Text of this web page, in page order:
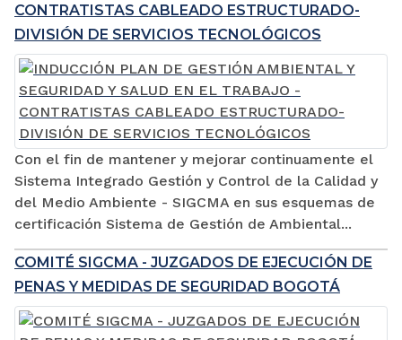
CONTRATISTAS CABLEADO ESTRUCTURADO-
DIVISIÓN DE SERVICIOS TECNOLÓGICOS
Con el fin de mantener y mejorar continuamente el
Sistema Integrado Gestión y Control de la Calidad y
del Medio Ambiente - SIGCMA en sus esquemas de
certificación Sistema de Gestión de Ambiental...
COMITÉ SIGCMA - JUZGADOS DE EJECUCIÓN DE
PENAS Y MEDIDAS DE SEGURIDAD BOGOTÁ